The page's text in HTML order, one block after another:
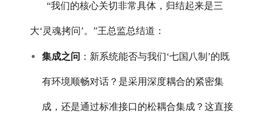
“我们的核心关切非常具体，归结起来是三
大‘灵魂拷问’。”王总监总结道：
集成之问 ：新系统能否与我们‘七国八制’的既
有环境顺畅对话？是采用深度耦合的紧密集
成，还是通过标准接口的松耦合集成？这直接